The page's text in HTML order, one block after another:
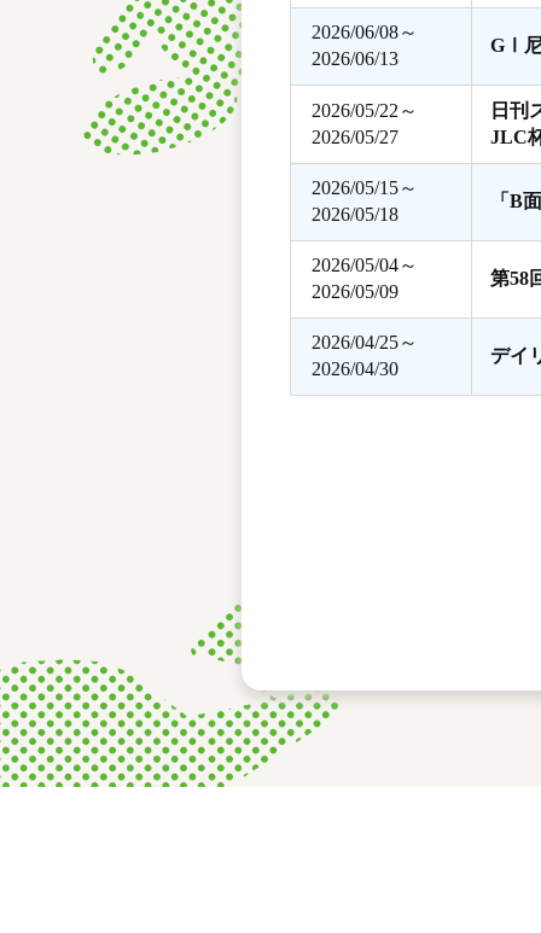
2026/06/08～
2026/06/13
GⅠ尼
2026/05/22～
2026/05/27
日刊
JLC
2026/05/15～
2026/05/18
「B
2026/05/04～
2026/05/09
第58
2026/04/25～
2026/04/30
デイ